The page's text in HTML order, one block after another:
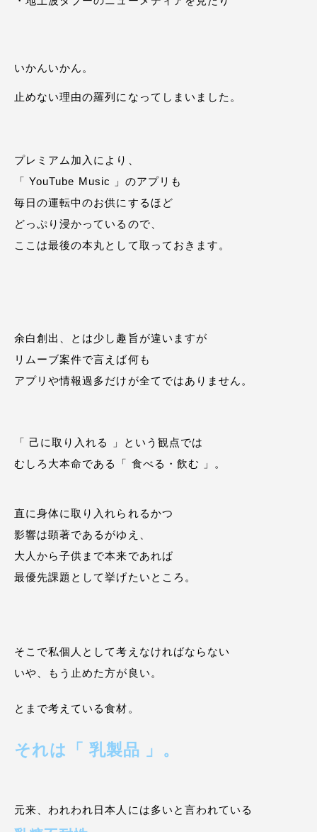
いかんいかん。
止めない理由の羅列になってしまいました。
プレミアム加入により、
「 YouTube Music 」のアプリも
毎日の運転中のお供にするほど
どっぷり浸かっているので、
ここは最後の本丸として取っておきます。
余白創出、とは少し趣旨が違いますが
リムーブ案件で言えば何も
アプリや情報過多だけが全てではありません。
「 己に取り入れる 」という観点では
むしろ大本命である「 食べる・飲む 」。
直に身体に取り入れられるかつ
影響は顕著であるがゆえ、
大人から子供まで本来であれば
最優先課題として挙げたいところ。
そこで私個人として考えなければならない
いや、もう止めた方が良い。
とまで考えている食材。
それは「 乳製品 」。
元来、われわれ日本人には多いと言われている